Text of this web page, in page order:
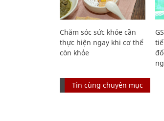
Chăm sóc sức khỏe cần
thực hiện ngay khi cơ thể
còn khỏe
Tin cùng chuyên mục